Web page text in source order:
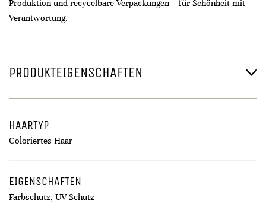
Produktion und recycelbare Verpackungen – für Schönheit mit
Verantwortung.
PRODUKTEIGENSCHAFTEN
HAARTYP
Coloriertes Haar
EIGENSCHAFTEN
Farbschutz, UV-Schutz